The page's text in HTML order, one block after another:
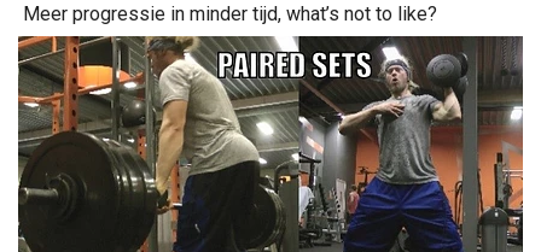
Meer progressie in minder tijd, what’s not to like?